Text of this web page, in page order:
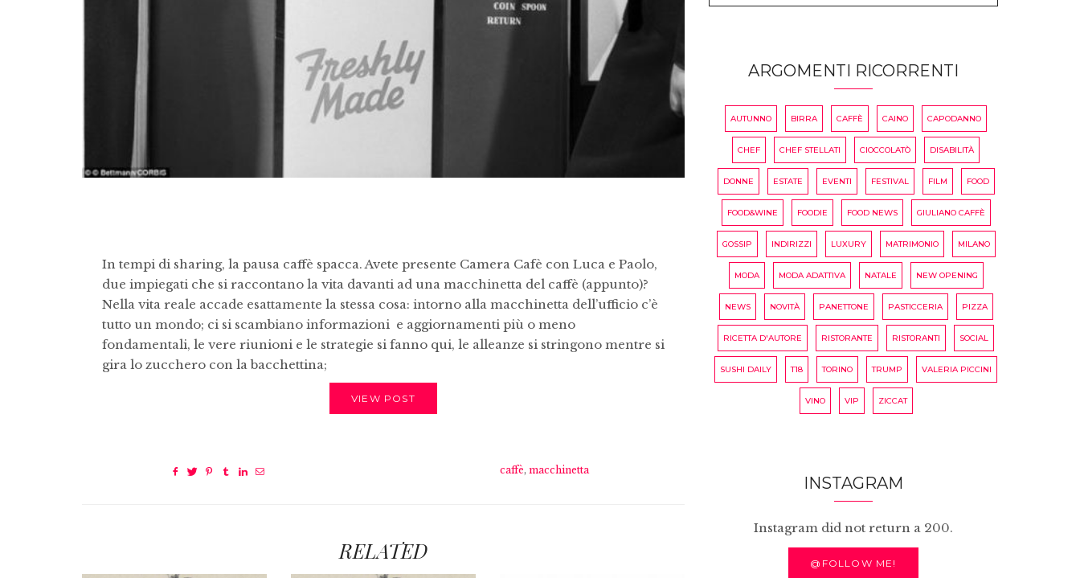
In tempi di sharing, la pausa caffè spacca. Avete presente Camera Cafè con Luca e Paolo,
due impiegati che si raccontano la vita davanti ad una macchinetta del caffè (appunto)?
Nella vita reale accade esattamente la stessa cosa: intorno alla macchinetta dell’ufficio c’è
tutto un mondo; ci si scambiano informazioni e aggiornamenti più o meno
fondamentali, le vere riunioni e le strategie si fanno qui, le alleanze si stringono mentre si
gira lo zucchero con la bacchettina;
VIEW POST
caffè, macchinetta
RELATED
ARGOMENTI RICORRENTI
AUTUNNO BIRRA CAFFÈ CAINO CAPODANNO
CHEF CHEF STELLATI CIOCCOLATÒ DISABILITÀ
DONNE ESTATE EVENTI FESTIVAL FILM FOOD
FOOD&WINE FOODIE FOOD NEWS GIULIANO CAFFÈ
GOSSIP INDIRIZZI LUXURY MATRIMONIO MILANO
MODA MODA ADATTIVA NATALE NEW OPENING
NEWS NOVITÀ PANETTONE PASTICCERIA PIZZA
RICETTA D'AUTORE RISTORANTE RISTORANTI SOCIAL
SUSHI DAILY T18 TORINO TRUMP VALERIA PICCINI
VINO VIP ZICCAT
INSTAGRAM
Instagram did not return a 200.
@FOLLOW ME!